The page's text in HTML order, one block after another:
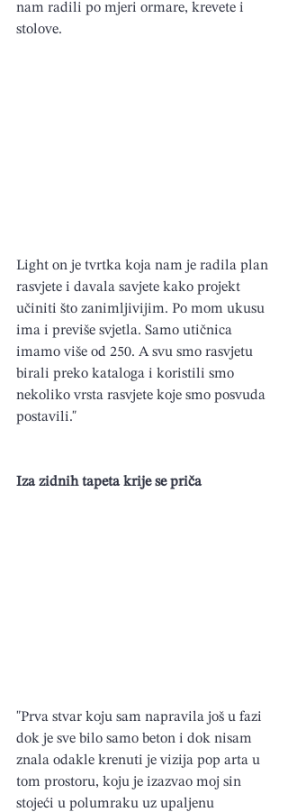
nam radili po mjeri ormare, krevete i
stolove.
Light on je tvrtka koja nam je radila plan
rasvjete i davala savjete kako projekt
učiniti što zanimljivijim. Po mom ukusu
ima i previše svjetla. Samo utičnica
imamo više od 250. A svu smo rasvjetu
birali preko kataloga i koristili smo
nekoliko vrsta rasvjete koje smo posvuda
postavili."
Iza zidnih tapeta krije se priča
"Prva stvar koju sam napravila još u fazi
dok je sve bilo samo beton i dok nisam
znala odakle krenuti je vizija pop arta u
tom prostoru, koju je izazvao moj sin
stojeći u polumraku uz upaljenu